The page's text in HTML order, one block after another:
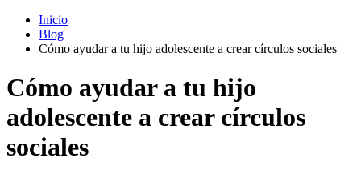
Inicio
Blog
Cómo ayudar a tu hijo adolescente a crear círculos sociales
Cómo ayudar a tu hijo
adolescente a crear círculos
sociales